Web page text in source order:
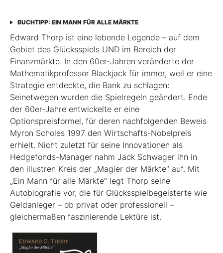
BUCHTIPP: EIN MANN FÜR ALLE MÄRKTE
Edward Thorp ist eine lebende Legende – auf dem
Gebiet des Glücksspiels UND im Bereich der
Finanzmärkte. In den 60er-Jahren veränderte der
Mathematikprofessor Blackjack für immer, weil er eine
Strategie entdeckte, die Bank zu schlagen:
Seinetwegen wurden die Spielregeln geändert. Ende
der 60er-Jahre entwickelte er eine
Optionspreisformel, für deren nachfolgenden Beweis
Myron Scholes 1997 den Wirtschafts-Nobelpreis
erhielt. Nicht zuletzt für seine Innovationen als
Hedgefonds-Manager nahm Jack Schwager ihn in
den illustren Kreis der „Magier der Märkte“ auf. Mit
„Ein Mann für alle Märkte“ legt Thorp seine
Autobiografie vor, die für Glücksspielbegeisterte wie
Geldanleger – ob privat oder professionell –
gleichermaßen faszinierende Lektüre ist.